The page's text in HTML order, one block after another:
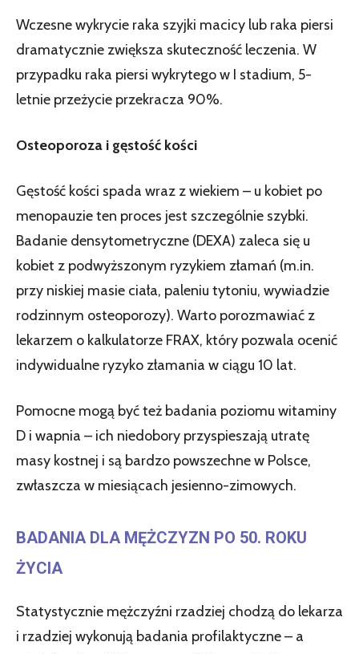
Wczesne wykrycie raka szyjki macicy lub raka piersi
dramatycznie zwiększa skuteczność leczenia. W
przypadku raka piersi wykrytego w I stadium, 5-
letnie przeżycie przekracza 90%.
Osteoporoza i gęstość kości
Gęstość kości spada wraz z wiekiem – u kobiet po
menopauzie ten proces jest szczególnie szybki.
Badanie densytometryczne (DEXA) zaleca się u
kobiet z podwyższonym ryzykiem złamań (m.in.
przy niskiej masie ciała, paleniu tytoniu, wywiadzie
rodzinnym osteoporozy). Warto porozmawiać z
lekarzem o kalkulatorze FRAX, który pozwala ocenić
indywidualne ryzyko złamania w ciągu 10 lat.
Pomocne mogą być też badania poziomu witaminy
D i wapnia – ich niedobory przyspieszają utratę
masy kostnej i są bardzo powszechne w Polsce,
zwłaszcza w miesiącach jesienno-zimowych.
BADANIA DLA MĘŻCZYZN PO 50. ROKU
ŻYCIA
Statystycznie mężczyźni rzadziej chodzą do lekarza
i rzadziej wykonują badania profilaktyczne – a